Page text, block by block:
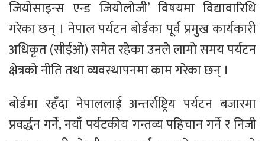
जियोसाइन्स एन्ड जियोलोजी’ विषयमा विद्यावारिधि
गरेका छन् । नेपाल पर्यटन बोर्डका पूर्व प्रमुख कार्यकारी
अधिकृत (सीईओ) समेत रहेका उनले लामो समय पर्यटन
क्षेत्रको नीति तथा व्यवस्थापनमा काम गरेका छन् ।
बोर्डमा रहँदा नेपाललाई अन्तर्राष्ट्रिय पर्यटन बजारमा
प्रवर्द्धन गर्ने, नयाँ पर्यटकीय गन्तव्य पहिचान गर्ने र निजी